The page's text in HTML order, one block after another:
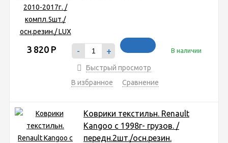
3 820 Р - + В наличии
Быстрый просмотр
В избранное
Сравнение
Коврики текстильн. Renault
Kangoo с 1998г- грузов. /
передн.2шт./осн.резин.